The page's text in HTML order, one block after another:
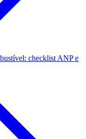
checklist ANP e